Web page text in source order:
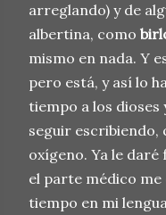
arreglando) y de
albertina, como
mismo en nada. Y
pero está, y así lo
tiempo a los
seguir escribiendo,
oxígeno. Ya le
el parte médico
tiempo en mi